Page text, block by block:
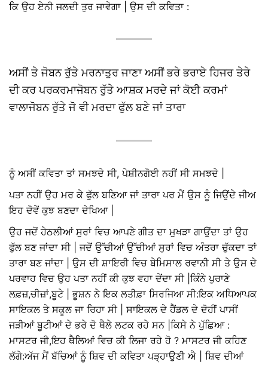
ਕਿ ਉਹ ਏਨੀ ਜਲਦੀ ਤੁਰ ਜਾਵੇਗਾ | ਉਸ ਦੀ ਕਵਿਤਾ :
ਅਸੀਂ ਤੇ ਜੋਬਨ ਰੁੱਤੇ ਮਰਨਾਤੁਰ ਜਾਣਾ ਅਸੀਂ ਭਰੇ ਭਰਾਏ ਹਿਜਰ ਤੇਰੇ
ਦੀ ਕਰ ਪਰਕਰਮਾਜੋਬਨ ਰੁੱਤੇ ਆਸ਼ਕ ਮਰਦੇ ਜਾਂ ਕੋਈ ਕਰਮਾਂ
ਵਾਲਾਜੋਬਨ ਰੁੱਤੇ ਜੋ ਵੀ ਮਰਦਾ ਫੁੱਲ ਬਣੇ ਜਾਂ ਤਾਰਾ
ਨੂੰ ਅਸੀਂ ਕਵਿਤਾ ਤਾਂ ਸਮਝਦੇ ਸੀ, ਪੇਸ਼ੀਨਗੋਈ ਨਹੀਂ ਸੀ ਸਮਝਦੇ |
ਪਤਾ ਨਹੀਂ ਉਹ ਮਰ ਕੇ ਫੁੱਲ ਬਣਿਆ ਜਾਂ ਤਾਰਾ ਪਰ ਮੈਂ ਉਸ ਨੂੰ ਜਿਉਂਦੇ ਜੀਅ
ਇਹ ਦੋਵੇਂ ਕੁਝ ਬਣਦਾ ਦੇਖਿਆ |
ਉਹ ਜਦੋਂ ਹੇਠਲੀਆਂ ਸੁਰਾਂ ਵਿਚ ਆਪਣੇ ਗੀਤ ਦਾ ਮੁਖੜਾ ਗਾਉਂਦਾ ਤਾਂ ਉਹ
ਫੁੱਲ ਬਣ ਜਾਂਦਾ ਸੀ | ਜਦੋਂ ਉੱਚੀਆਂ ਉੱਚੀਆਂ ਸੁਰਾਂ ਵਿਚ ਅੰਤਰਾ ਚੁੱਕਦਾ ਤਾਂ
ਤਾਰਾ ਬਣ ਜਾਂਦਾ | ਉਸ ਦੀ ਸ਼ਾਇਰੀ ਵਿਚ ਬੇਮਿਸਾਲ ਰਵਾਨੀ ਸੀ ਤੇ ਉਸ ਦੇ
ਪਰਵਾਹ ਵਿਚ ਉਹ ਪਤਾ ਨਹੀਂ ਕੀ ਕੁਝ ਵਹਾ ਦੇਂਦਾ ਸੀ |ਕਿੰਨੇ ਪੁਰਾਣੇ
ਲਫ਼ਜ਼,ਚੀਜ਼ਾਂ,ਬੂਟੇ | ਭੂਸ਼ਨ ਨੇ ਇਕ ਲਤੀਫ਼ਾ ਸਿਰਜਿਆ ਸੀ:ਇਕ ਅਧਿਆਪਕ
ਸਾਇਕਲ ਤੇ ਸਕੂਲ ਜਾ ਰਿਹਾ ਸੀ | ਸਾਇਕਲ ਦੇ ਹੈਂਡਲ ਦੇ ਦੋਹੀਂ ਪਾਸੀਂ
ਜੜੀਆਂ ਬੂਟੀਆਂ ਦੇ ਭਰੇ ਦੋ ਥੈਲੇ ਲਟਕ ਰਹੇ ਸਨ |ਕਿਸੇ ਨੇ ਪੁੱਛਿਆ :
ਮਾਸਟਰ ਜੀ,ਇਹ ਥੈਲਿਆਂ ਵਿਚ ਕੀ ਲਿਜਾ ਰਹੇ ਹੋ ? ਮਾਸਟਰ ਜੀ ਕਹਿਣ
ਲੱਗੇ:ਅੱਜ ਮੈਂ ਬੱਚਿਆਂ ਨੂੰ ਸ਼ਿਵ ਦੀ ਕਵਿਤਾ ਪੜ੍ਹਾਉਣੀ ਐ | ਸ਼ਿਵ ਦੀਆਂ